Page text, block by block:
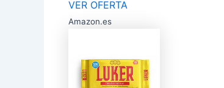
VER OFERTA
Amazon.es